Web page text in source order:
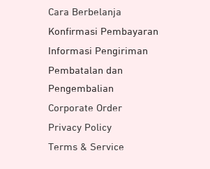
Cara Berbelanja
Konfirmasi Pembayaran
Informasi Pengiriman
Pembatalan dan
Pengembalian
Corporate Order
Privacy Policy
Terms & Service